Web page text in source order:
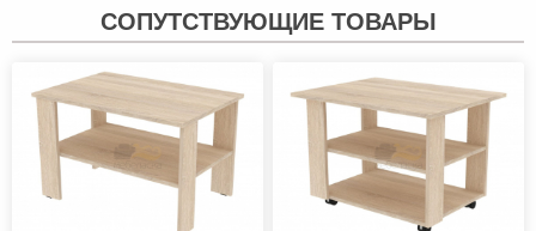
СОПУТСТВУЮЩИЕ ТОВАРЫ